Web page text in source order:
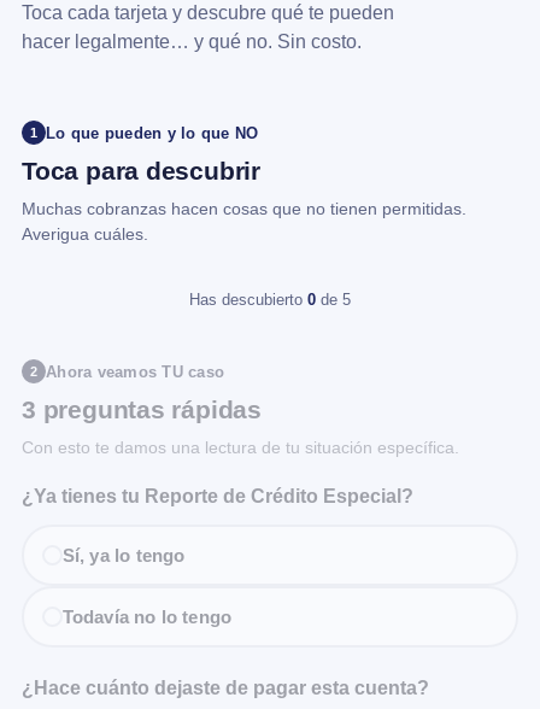
Toca cada tarjeta y descubre qué te pueden
hacer legalmente… y qué no. Sin costo.
1 Lo que pueden y lo que NO
Toca para descubrir
Muchas cobranzas hacen cosas que no tienen permitidas.
Averigua cuáles.
Has descubierto 0 de 5
2 Ahora veamos TU caso
3 preguntas rápidas
Con esto te damos una lectura de tu situación específica.
¿Ya tienes tu Reporte de Crédito Especial?
Sí, ya lo tengo
Todavía no lo tengo
¿Hace cuánto dejaste de pagar esta cuenta?